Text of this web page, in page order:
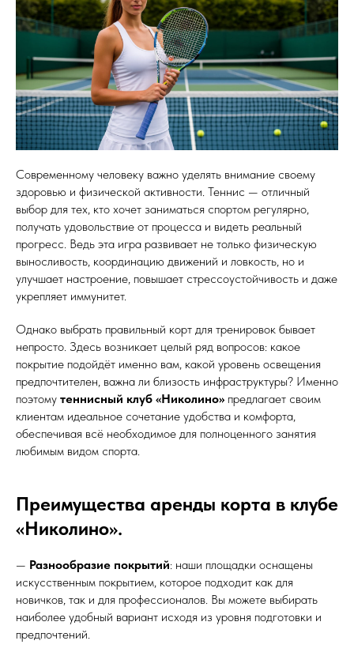
Современному человеку важно уделять внимание своему
здоровью и физической активности. Теннис — отличный
выбор для тех, кто хочет заниматься спортом регулярно,
получать удовольствие от процесса и видеть реальный
прогресс. Ведь эта игра развивает не только физическую
выносливость, координацию движений и ловкость, но и
улучшает настроение, повышает стрессоустойчивость и даже
укрепляет иммунитет.
Однако выбрать правильный корт для тренировок бывает
непросто. Здесь возникает целый ряд вопросов: какое
покрытие подойдёт именно вам, какой уровень освещения
предпочтителен, важна ли близость инфраструктуры? Именно
поэтому теннисный клуб «Николино» предлагает своим
клиентам идеальное сочетание удобства и комфорта,
обеспечивая всё необходимое для полноценного занятия
любимым видом спорта.
Преимущества аренды корта в клубе
«Николино».
— Разнообразие покрытий: наши площадки оснащены
искусственным покрытием, которое подходит как для
новичков, так и для профессионалов. Вы можете выбирать
наиболее удобный вариант исходя из уровня подготовки и
предпочтений.